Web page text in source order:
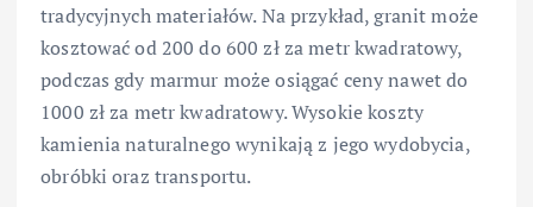
tradycyjnych materiałów. Na przykład, granit może
kosztować od 200 do 600 zł za metr kwadratowy,
podczas gdy marmur może osiągać ceny nawet do
1000 zł za metr kwadratowy. Wysokie koszty
kamienia naturalnego wynikają z jego wydobycia,
obróbki oraz transportu.